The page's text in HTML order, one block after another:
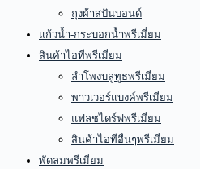
ถุงผ้าสปันบอนด์
แก้วน้ำ-กระบอกน้ำพรีเมี่ยม
สินค้าไอทีพรีเมี่ยม
ลำโพงบลูทูธพรีเมี่ยม
พาวเวอร์แบงค์พรีเมี่ยม
แฟลชไดร์ฟพรีเมี่ยม
สินค้าไอทีอื่นๆพรีเมี่ยม
พัดลมพรีเมี่ยม